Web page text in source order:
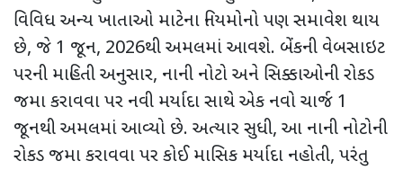
વિવિધ અન્ય ખાતાઓ માટેના નિયમોનો પણ સમાવેશ થાય
છે, જે 1 જૂન, 2026થી અમલમાં આવશે. બેંકની વેબસાઇટ
પરની માહિતી અનુસાર, નાની નોટો અને સિક્કાઓની રોકડ
જમા કરાવવા પર નવી મર્યાદા સાથે એક નવો ચાર્જ 1
જૂનથી અમલમાં આવ્યો છે. અત્યાર સુધી, આ નાની નોટોની
રોકડ જમા કરાવવા પર કોઈ માસિક મર્યાદા નહોતી, પરંતુ